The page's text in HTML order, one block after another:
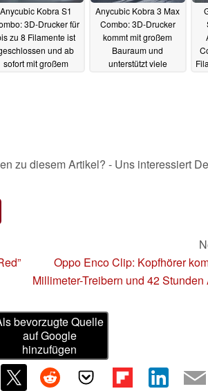
Anycubic Kobra S1
3D-Drucker für
zu 8 Filamente ist
und ab
sofort mit großem
Anycubic Kobra 3 Max
Combo: 3D-Drucker
kommt mit großem
Bauraum und
unterstützt viele
zu diesem Artikel? - Uns interessiert
Oppo Enco Clip: Kopfhörer
Millimeter-Treibern und 42
bevorzugte Quelle
auf Google
hinzufügen